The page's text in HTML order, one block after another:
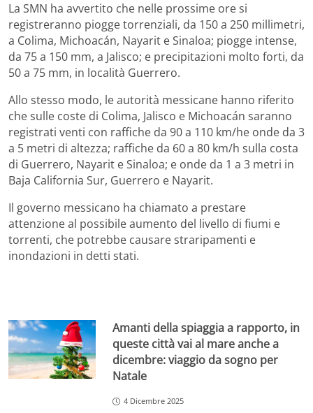
La SMN ha avvertito che nelle prossime ore si
registreranno piogge torrenziali, da 150 a 250 millimetri,
a Colima, Michoacán, Nayarit e Sinaloa; piogge intense,
da 75 a 150 mm, a Jalisco; e precipitazioni molto forti, da
50 a 75 mm, in località Guerrero.
Allo stesso modo, le autorità messicane hanno riferito
che sulle coste di Colima, Jalisco e Michoacán saranno
registrati venti con raffiche da 90 a 110 km/he onde da 3
a 5 metri di altezza; raffiche da 60 a 80 km/h sulla costa
di Guerrero, Nayarit e Sinaloa; e onde da 1 a 3 metri in
Baja California Sur, Guerrero e Nayarit.
Il governo messicano ha chiamato a prestare
attenzione al possibile aumento del livello di fiumi e
torrenti, che potrebbe causare straripamenti e
inondazioni in detti stati.
Amanti della spiaggia a rapporto, in
queste città vai al mare anche a
dicembre: viaggio da sogno per
Natale
4 Dicembre 2025